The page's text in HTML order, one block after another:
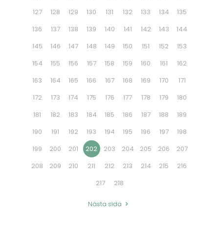
127
128 129 130 131 132 133 134
135
136
137 138 139 140 141 142 143
144
145
146 147 148 149 150 151 152
153
154
155 156 157 158 159 160 161
162
163
164 165 166 167 168 169 170
171
172
173 174 175 176 177 178 179
180
181
182 183 184 185 186 187 188
189
190
191 192 193 194 195 196 197
198
199
200 201 202 203 204 205 206
207
208
209 210 211 212 213 214 215
216
217
218
Nästa sida